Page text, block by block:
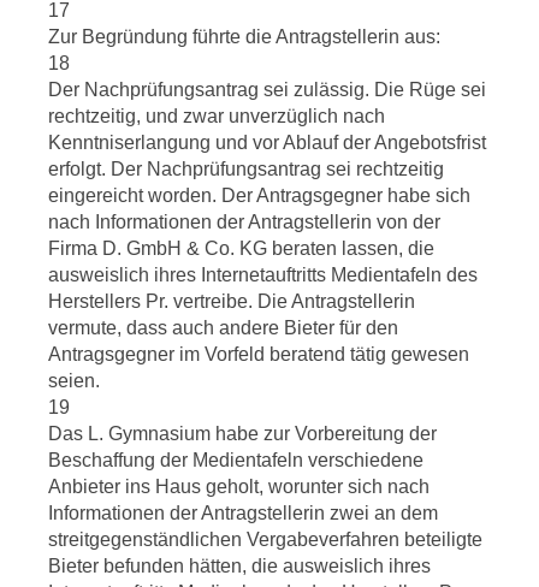
17
Zur Begründung führte die Antragstellerin aus:
18
Der Nachprüfungsantrag sei zulässig. Die Rüge sei
rechtzeitig, und zwar unverzüglich nach
Kenntniserlangung und vor Ablauf der Angebotsfrist
erfolgt. Der Nachprüfungsantrag sei rechtzeitig
eingereicht worden. Der Antragsgegner habe sich
nach Informationen der Antragstellerin von der
Firma D. GmbH & Co. KG beraten lassen, die
ausweislich ihres Internetauftritts Medientafeln des
Herstellers Pr. vertreibe. Die Antragstellerin
vermute, dass auch andere Bieter für den
Antragsgegner im Vorfeld beratend tätig gewesen
seien.
19
Das L. Gymnasium habe zur Vorbereitung der
Beschaffung der Medientafeln verschiedene
Anbieter ins Haus geholt, worunter sich nach
Informationen der Antragstellerin zwei an dem
streitgegenständlichen Vergabeverfahren beteiligte
Bieter befunden hätten, die ausweislich ihres